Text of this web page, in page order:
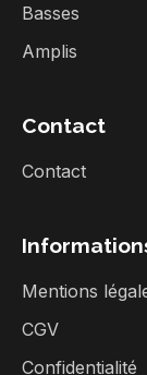
Basses
Amplis
Contact
Contact
Mentions
CGV
Confidentialité